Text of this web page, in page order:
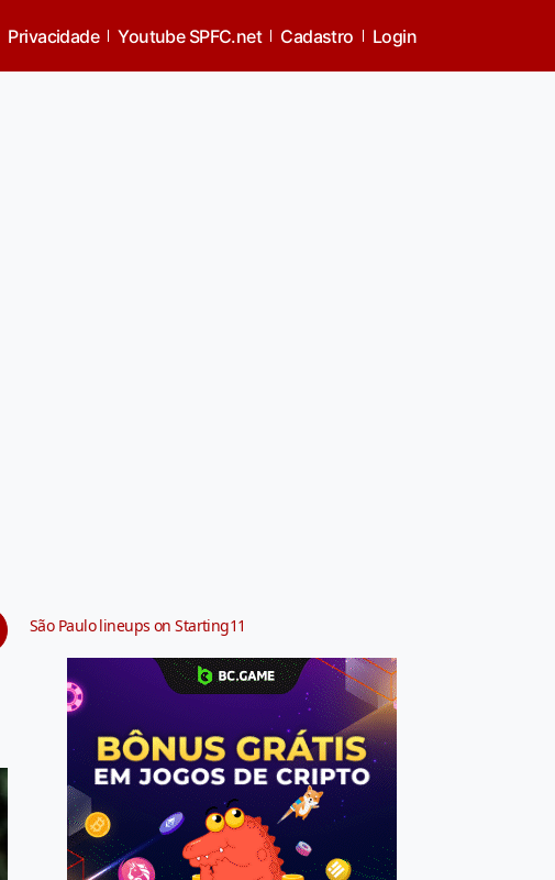
Privacidade Youtube SPFC.net Cadastro Login
São Paulo lineups on Starting11